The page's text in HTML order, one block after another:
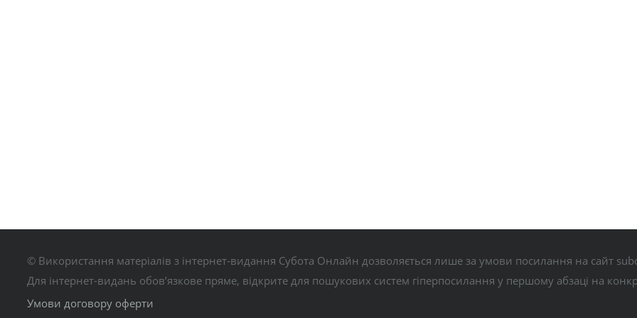
© Використання матеріалів з інтернет-видання Субота Онлайн дозволяється лише за умови посилання на сайт
Для інтернет-видань обов’язкове пряме, відкрите для пошукових систем гіперпосилання у першому абзаці на
Умови договору оферти